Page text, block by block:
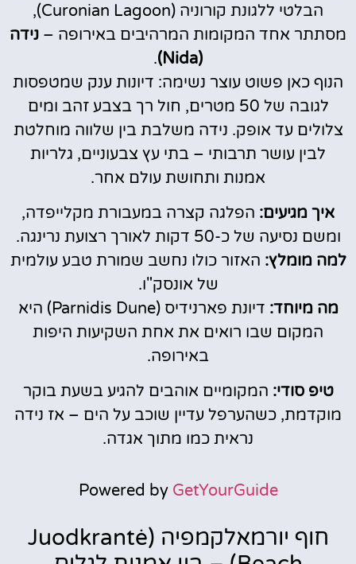
הבלטי ללגונת קורוניה (Curonian Lagoon),
מסתתר אחד המקומות המרהיבים באירופה – נידה
(Nida)
.
הנוף כאן פשוט עוצר נשימה: דיונות ענק שמטפסות
לגובה של 50 מטרים, חול רך בצבע זהב ומים
צלולים עד אופק. נידה משלבת בין שלווה מוחלטת
לבין עושר תרבותי – בתי עץ צבעוניים, גלריות
אמנות ותחושת עולם אחר.
איך מגיעים: הפלגה קצרה במעבורת מקלייפדה,
ומשם נסיעה של כ-50 דקות לאורך רצועת נרינגה.
למה מומלץ: האזור כולו נחשב שמורת טבע עולמית
של אונסק"ו.
מה מיוחד:
דיונת פארנידיס (Parnidis Dune) היא
המקום שבו רואים את אחת השקיעות היפות
באירופה.
טיפ סודי: המקומיים אוהבים להגיע בשעת בוקר
מוקדמת, כשהערפל עדיין שוכב על הים – אז נידה
נראית כמו מתוך אגדה.
Powered by GetYourGuide
חוף יורמאלקמפיה (Juodkrantė